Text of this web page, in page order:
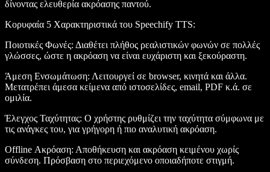
δίνοντας ελευθερία ακρόασης παντού.
Κορυφαία 5 Χαρακτηριστικά του Speechify TTS:
Ποιοτικές Φωνές: Διαθέτει πλήθος ρεαλιστικών φωνών σε πολλές
γλώσσες, ώστε η ακρόαση να είναι ευχάριστη και ξεκούραστη.
Άμεση Ενσωμάτωση: Λειτουργεί σε browser, κινητά και άλλα.
Μετατρέπει άμεσα κείμενα από ιστοσελίδες, email, PDF κ.ά. σε
ομιλία.
Έλεγχος Ταχύτητας: Ο χρήστης ρυθμίζει την ταχύτητα σύμφωνα με
τις ανάγκες του, για γρήγορη ή πιο αναλυτική ακρόαση.
Offline Ακρόαση: Αποθήκευση και ακρόαση κειμένου χωρίς
σύνδεση. Πρόσβαση στο περιεχόμενο οποιαδήποτε στιγμή.